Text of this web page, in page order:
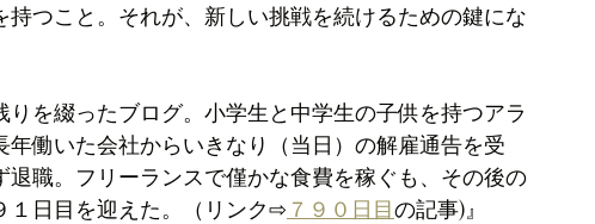
つこと。それが、新しい挑戦を続けるための鍵にな
を綴ったブログ。 小学生と中学生の子供を持つアラ
働いた会社からいきなり（当日）の解雇通告を受
職。フリーランスで僅かな食費を稼ぐも、その後の
１日目を迎えた。（リンク⇨ ７９０日目の記事)』